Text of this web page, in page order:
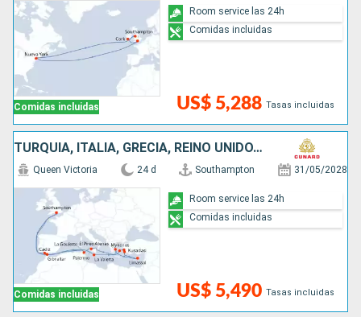
Comidas incluidas US$ 5,288 Tasas incluidas
Room service las 24h
Comidas incluidas
TURQUÍA, ITALIA, GRECIA, REINO UNIDO, CHIPRE, ESPAÑA, MALTA, TÚNEZ
Comidas incluidas
Queen Victoria 24 d Southampton 31/05/2028
US$ 5,490 Tasas incluidas
Room service las 24h
Comidas incluidas